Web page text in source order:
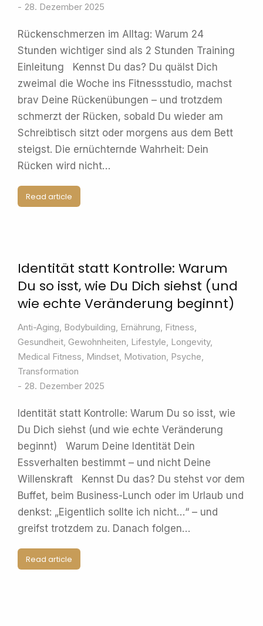
28. Dezember 2025
Rückenschmerzen im Alltag: Warum 24
Stunden wichtiger sind als 2 Stunden Training
Einleitung Kennst Du das? Du quälst Dich
zweimal die Woche ins Fitnessstudio, machst
brav Deine Rückenübungen – und trotzdem
schmerzt der Rücken, sobald Du wieder am
Schreibtisch sitzt oder morgens aus dem Bett
steigst. Die ernüchternde Wahrheit: Dein
Rücken wird nicht…
Read article
Identität statt Kontrolle: Warum
Du so isst, wie Du Dich siehst (und
wie echte Veränderung beginnt)
Anti-Aging, Bodybuilding, Ernährung, Fitness,
Gesundheit, Gewohnheiten, Lifestyle, Longevity,
Medical Fitness, Mindset, Motivation, Psyche,
Transformation
28. Dezember 2025
Identität statt Kontrolle: Warum Du so isst, wie
Du Dich siehst (und wie echte Veränderung
beginnt) Warum Deine Identität Dein
Essverhalten bestimmt – und nicht Deine
Willenskraft Kennst Du das? Du stehst vor dem
Buffet, beim Business-Lunch oder im Urlaub und
denkst: „Eigentlich sollte ich nicht…“ – und
greifst trotzdem zu. Danach folgen…
Read article